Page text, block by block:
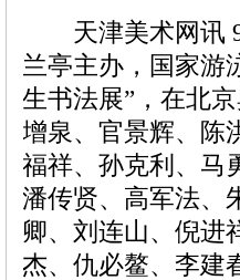
天津美术网讯 9
兰亭主办，国家
生书法展”，在北
增泉、官景辉、陈
福祥、孙克利、 马
潘传贤、高军法、
卿、刘连山、倪进
杰、仇必鳌、李建